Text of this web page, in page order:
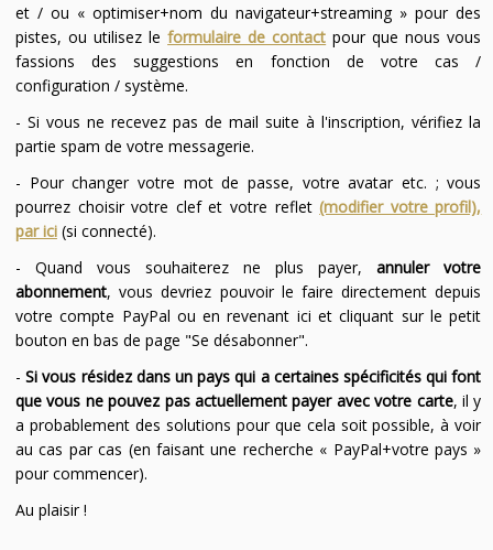
et / ou « optimiser+nom du navigateur+streaming » pour des
pistes, ou utilisez leformulaire de contact pour que nous vous
fassions des suggestions en fonction de votre cas /
configuration / système.
- Si vous ne recevez pas de mail suite à l'inscription, vérifiez la
partie spam de votre messagerie.
- Pour changer votre mot de passe, votre avatar etc. ; vous
pourrez choisir votre clef et votre reflet(modifier votre profil),
par ici(si connecté).
- Quand vous souhaiterez ne plus payer,annuler votre
abonnement, vous devriez pouvoir le faire directement depuis
votre compte PayPal ou en revenant ici et cliquant sur le petit
bouton en bas de page "Se désabonner".
-Si vous résidez dans un pays qui a certaines spécificités qui font
que vous ne pouvez pas actuellement payer avec votre carte, il y
a probablement des solutions pour que cela soit possible, à voir
au cas par cas (en faisant une recherche « PayPal+votre pays »
pour commencer).
Au plaisir !